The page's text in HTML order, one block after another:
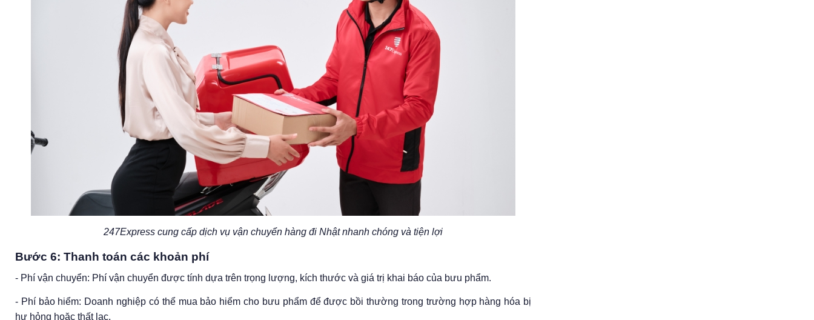
247Express cung cấp dịch vụ vận chuyển hàng đi Nhật nhanh chóng và tiện lợi
Bước 6: Thanh toán các khoản phí
- Phí vận chuyển: Phí vận chuyển được tính dựa trên trọng lượng, kích thước và giá trị khai báo của bưu phẩm.
- Phí bảo hiểm: Doanh nghiệp có thể mua bảo hiểm cho bưu phẩm để được bồi thường trong trường hợp hàng hóa bị
hư hỏng hoặc thất lạc.